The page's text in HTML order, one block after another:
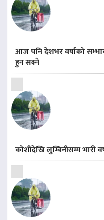
आज पनि देशभर वर्षाको
हुन सक्ने
कोशीदेखि लुम्बिनीसम्म भारी